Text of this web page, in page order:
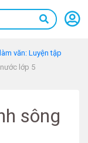
văn: Luyện tập
lớp 5
sông